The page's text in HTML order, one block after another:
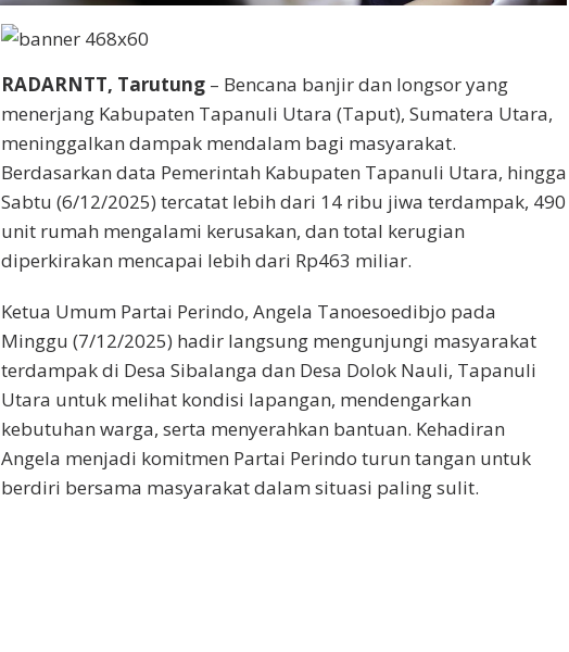
RADARNTT, Tarutung– Bencana banjir dan longsor yang
menerjang Kabupaten Tapanuli Utara (Taput), Sumatera Utara,
meninggalkan dampak mendalam bagi masyarakat.
Berdasarkan data Pemerintah Kabupaten Tapanuli Utara, hingga
Sabtu (6/12/2025) tercatat lebih dari 14 ribu jiwa terdampak, 490
unit rumah mengalami kerusakan, dan total kerugian
diperkirakan mencapai lebih dari Rp463 miliar.
Ketua Umum Partai Perindo, Angela Tanoesoedibjo pada
Minggu (7/12/2025) hadir langsung mengunjungi masyarakat
terdampak di Desa Sibalanga dan Desa Dolok Nauli, Tapanuli
Utara untuk melihat kondisi lapangan, mendengarkan
kebutuhan warga, serta menyerahkan bantuan. Kehadiran
Angela menjadi komitmen Partai Perindo turun tangan untuk
berdiri bersama masyarakat dalam situasi paling sulit.